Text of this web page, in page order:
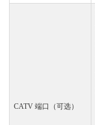
CATV 端口 （可选）